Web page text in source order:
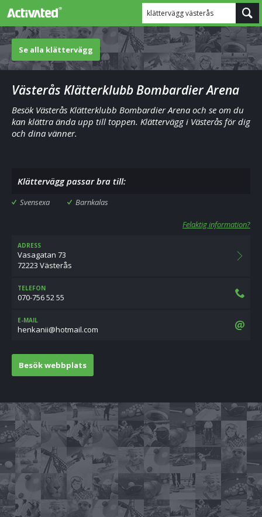
klättervägg västerås
Se alla klättervägg
Västerås Klätterklubb Bombardier Arena
Besök Västerås Klätterklubb Bombardier Arena och se om du
kan klättra ända upp till toppen. Klättervägg i Västerås för dig
och dina vänner.
Klättervägg passar bra till:
Svensexa Barnkalas
Felaktig information?
ADRESS
Vasagatan 73
72223 Västerås
TELEFON
070-756 52 55
E-MAIL
moc.liamtoh@iinakneh
Besök webbplats